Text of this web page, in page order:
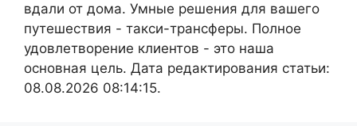
вдали от дома. Умные решения для вашего
путешествия - такси-трансферы. Полное
удовлетворение клиентов - это наша
основная цель. Дата редактирования статьи:
08.08.2026 08:14:15.